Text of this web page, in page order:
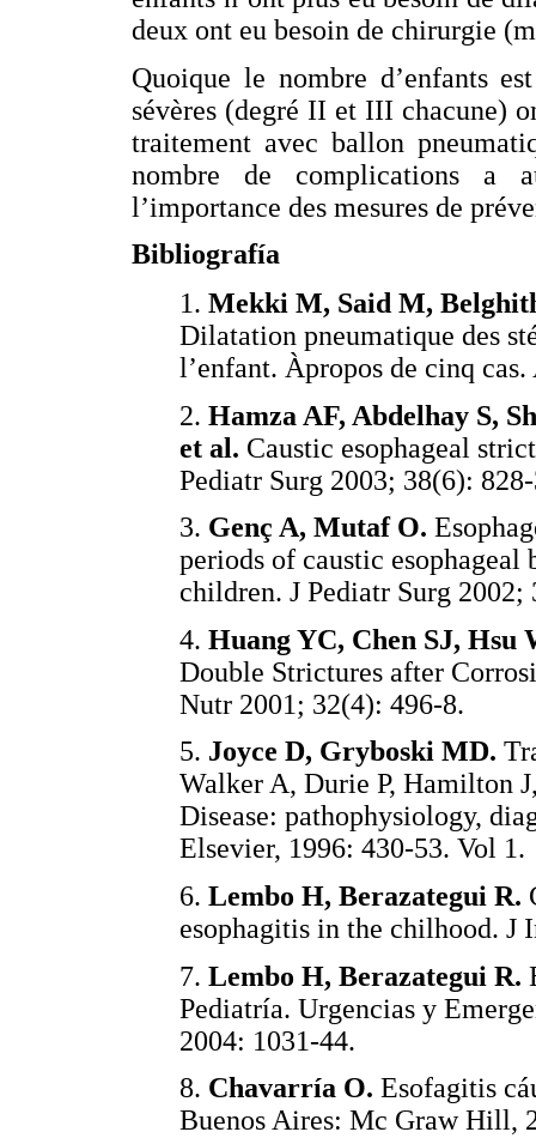
deux ont eu besoin de chirurgie
Quoique le nombre d’enfants
sévères (degré II et III chacune)
traitement avec ballon
nombre de complications a
l’importance des mesures de
Bibliografía
1. Mekki M, Said M,
Dilatation pneumatique des
l’enfant. Àpropos de cinq
2. Hamza AF, Abdelhay S,
et al. Caustic esophageal
Pediatr Surg 2003; 38(6):
3. Genç A, Mutaf O.
periods of caustic
children. J Pediatr Surg 2002;
4. Huang YC, Chen SJ,
Double Strictures after
Nutr 2001; 32(4): 496-8.
5. Joyce D, Gryboski MD.
Walker A, Durie P, Hamilton
Disease: pathophysiology,
Elsevier, 1996: 430-53. Vol 1.
6. Lembo H, Berazategui R.
esophagitis in the chilhood. J
7. Lembo H, Berazategui R.
Pediatría. Urgencias y
2004: 1031-44.
8. Chavarría O. Esofagitis
Buenos Aires: Mc Graw Hill,